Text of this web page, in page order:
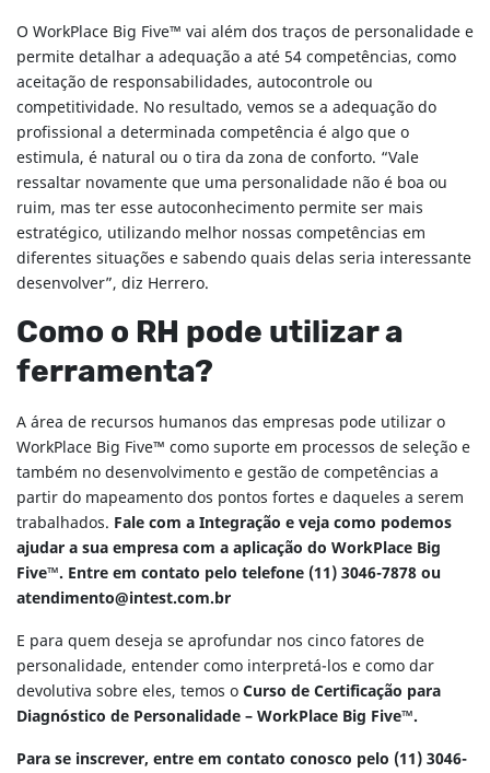
O WorkPlace Big Five™ vai além dos traços de personalidade e
permite detalhar a adequação a até 54 competências, como
aceitação de responsabilidades, autocontrole ou
competitividade. No resultado, vemos se a adequação do
profissional a determinada competência é algo que o
estimula, é natural ou o tira da zona de conforto. “Vale
ressaltar novamente que uma personalidade não é boa ou
ruim, mas ter esse autoconhecimento permite ser mais
estratégico, utilizando melhor nossas competências em
diferentes situações e sabendo quais delas seria interessante
desenvolver”, diz Herrero.
Como o RH pode utilizar a
ferramenta?
A área de recursos humanos das empresas pode utilizar o
WorkPlace Big Five™ como suporte em processos de seleção e
também no desenvolvimento e gestão de competências a
partir do mapeamento dos pontos fortes e daqueles a serem
trabalhados. Fale com a Integração e veja como podemos
ajudar a sua empresa com a aplicação do WorkPlace Big
Five™. Entre em contato pelo telefone (11) 3046-7878 ou
atendimento@intest.com.br
E para quem deseja se aprofundar nos cinco fatores de
personalidade, entender como interpretá-los e como dar
devolutiva sobre eles, temos oCurso de Certificação para
Diagnóstico de Personalidade – WorkPlace Big Five™.
Para se inscrever, entre em contato conosco pelo (11) 3046-